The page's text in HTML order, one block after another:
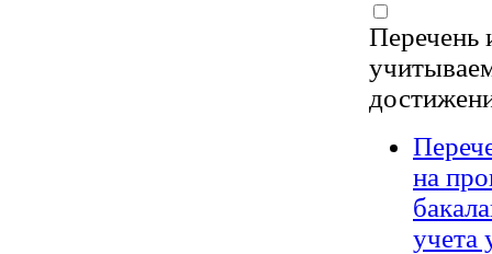
Перечень
на
учета